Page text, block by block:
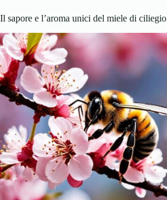
Il sapore e l’aroma unici del miele di ciliegio